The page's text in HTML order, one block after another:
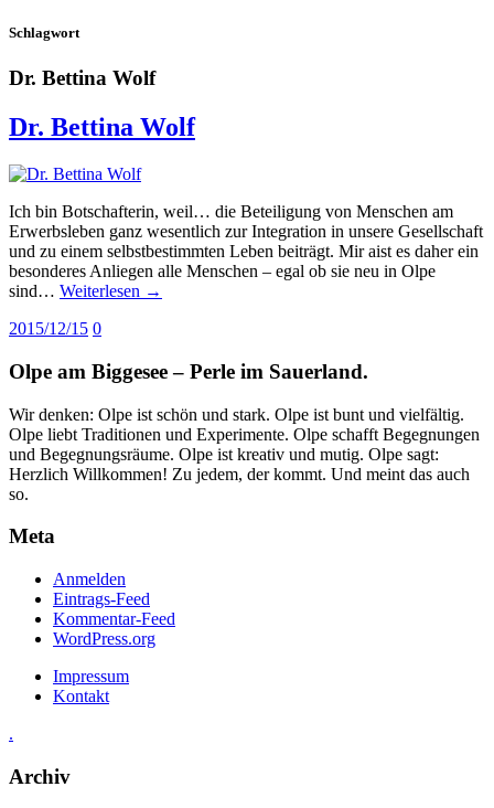
Schlagwort
Dr. Bettina Wolf
Dr. Bettina Wolf
Ich bin Botschafterin, weil… die Beteiligung von Menschen am
Erwerbsleben ganz wesentlich zur Integration in unsere Gesellschaft
und zu einem selbstbestimmten Leben beiträgt. Mir aist es daher ein
besonderes Anliegen alle Menschen – egal ob sie neu in Olpe
sind… Weiterlesen →
2015/12/15 0
Olpe am Biggesee – Perle im Sauerland.
Wir denken: Olpe ist schön und stark. Olpe ist bunt und vielfältig.
Olpe liebt Traditionen und Experimente. Olpe schafft Begegnungen
und Begegnungsräume. Olpe ist kreativ und mutig. Olpe sagt:
Herzlich Willkommen! Zu jedem, der kommt. Und meint das auch
so.
Meta
Anmelden
Eintrags-Feed
Kommentar-Feed
WordPress.org
Impressum
Kontakt
.
Archiv